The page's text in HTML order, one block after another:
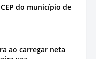
do município de
ao carregar neta